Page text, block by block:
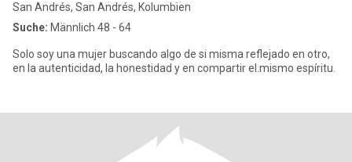
San Andrés, San Andrés, Kolumbien
Suche: Männlich 48 - 64
Solo soy una mujer buscando algo de si misma reflejado en otro,
en la autenticidad, la honestidad y en compartir el.mismo espíritu.